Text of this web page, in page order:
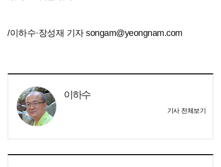
/이하수·장성재 기자 songam@yeongnam.com
이하수
기사 전체보기